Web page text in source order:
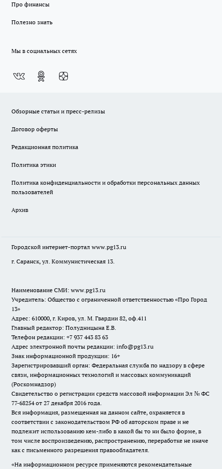
Про финансы
Полезно знать
Мы в социальных сетях
Обзорные статьи и пресс-релизы
Договор оферты
Редакционная политика
Политика этики
Политика конфиденциальности и обработки персональных данных
пользователей
Архив
Городской интернет-портал www.pg13.ru
г. Саранск, ул. Коммунистическая 13.
Наименование СМИ: www.pg13.ru
Учредитель: Общество с ограниченной ответственностью «Про Город
13»
Адрес: 610000, г. Киров, ул. М. Гвардии 82, оф.411
Главный редактор: Полудницына Е.В.
Телефон редакции: +7 937 443 83 63
Адрес электронной почты редакции: info@pg13.ru
Знак информационной продукции: 16+
Зарегистрировавший орган: Федеральная служба по надзору в сфере
связи, информационных технологий и массовых коммуникаций
(Роскомнадзор)
Свидетельство о регистрации средств массовой информации Эл № ФС
77-68254 от 27 декабря 2016 года.
Вся информация, размещенная на данном сайте, охраняется в
соответствии с законодательством РФ об авторском праве и не
подлежит использованию кем-либо в какой бы то ни было форме, в
том числе воспроизведению, распространению, переработке не иначе
как с письменного разрешения правообладателя.
«На информационном ресурсе применяются рекомендательные